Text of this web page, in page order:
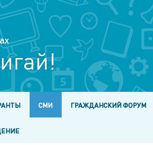
СМИ ГРАЖДАНСКИЙ ФОРУМ